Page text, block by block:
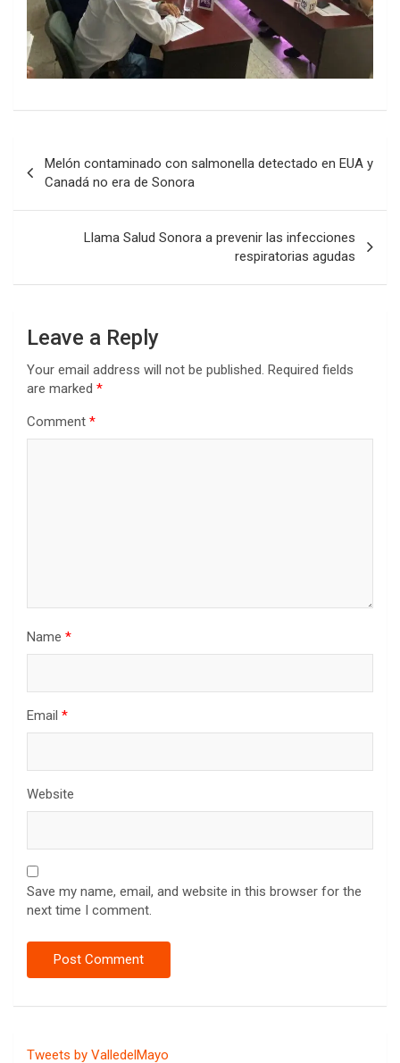
navigation
Melón contaminado con salmonella detectado en EUA y
Canadá no era de Sonora
Llama Salud Sonora a prevenir las infecciones
respiratorias agudas
Leave a Reply
Your email address will not be published. Required fields
are marked *
Comment *
Name *
Email *
Website
Save my name, email, and website in this browser for the
next time I comment.
Tweets by ValledelMayo